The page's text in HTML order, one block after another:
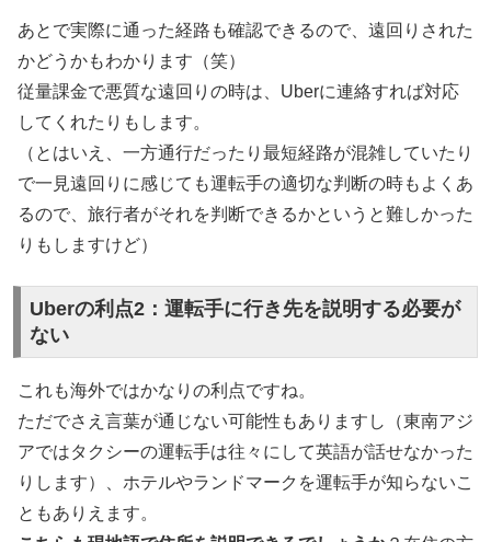
あとで実際に通った経路も確認できるので、遠回りされた
かどうかもわかります（笑）
従量課金で悪質な遠回りの時は、Uberに連絡すれば対応
してくれたりもします。
（とはいえ、一方通行だったり最短経路が混雑していたり
で一見遠回りに感じても運転手の適切な判断の時もよくあ
るので、旅行者がそれを判断できるかというと難しかった
りもしますけど）
Uberの利点2：運転手に行き先を説明する必要が
ない
これも海外ではかなりの利点ですね。
ただでさえ言葉が通じない可能性もありますし（東南アジ
アではタクシーの運転手は往々にして英語が話せなかった
りします）、ホテルやランドマークを運転手が知らないこ
ともありえます。